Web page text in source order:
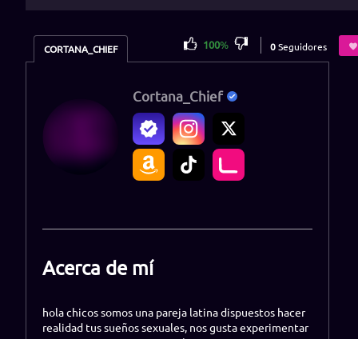
CORTANA_CHIEF 100% 0Seguidores
Cortana_Chief
Acerca de mí
hola chicos somos una pareja latina dispuestos hacer
realidad tus sueños sexuales, nos gusta experimentar